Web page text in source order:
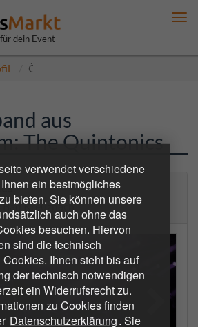
verwendet verschiedene
ein bestmögliches
bieten. Sie können unsere
auch ohne das
besuchen. Hiervon
sind die technisch
Ihnen steht bis auf
der technisch notwendigen
ein Widerrufsrecht zu.
zu Cookies finden
Datenschutzerklärung. Sie
dein Event
Öffentlich
aus
The Quintonics
Bad Kreuznach